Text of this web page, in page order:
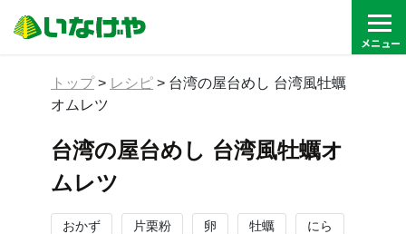
トップ > レシピ > 台湾の屋台めし 台湾風牡蠣
オムレツ
台湾の屋台めし 台湾風牡蠣オ
ムレツ
おかず 片栗粉 卵 牡蠣 にら